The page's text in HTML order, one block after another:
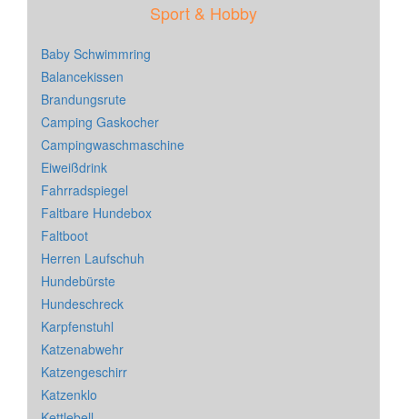
Sport & Hobby
Baby Schwimmring
Balancekissen
Brandungsrute
Camping Gaskocher
Campingwaschmaschine
Eiweißdrink
Fahrradspiegel
Faltbare Hundebox
Faltboot
Herren Laufschuh
Hundebürste
Hundeschreck
Karpfenstuhl
Katzenabwehr
Katzengeschirr
Katzenklo